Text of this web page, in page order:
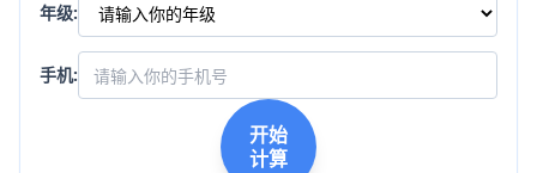
年级:
手机:
开始
计算